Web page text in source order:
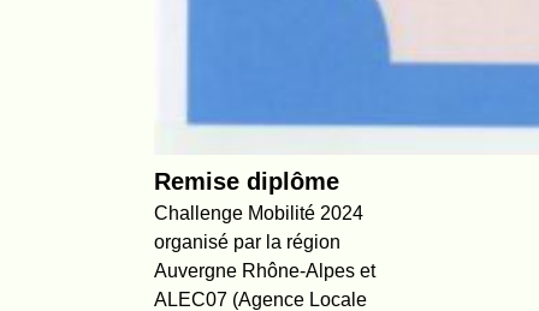
Remise diplôme
Challenge Mobilité 2024
organisé par la région
Auvergne Rhône-Alpes et
ALEC07 (Agence Locale